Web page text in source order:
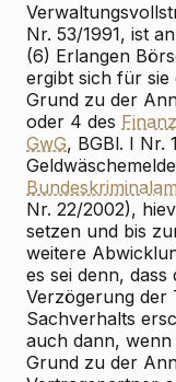
Nr. 53/1991, ist
(6) Erlangen
ergibt sich für sie
Grund zu der
oder 4 des
GwG, BGBl. I Nr.
Nr. 22/2002),
setzen und bis
weitere
es sei denn, dass
Verzögerung der
Sachverhalts
auch dann,
Grund zu der